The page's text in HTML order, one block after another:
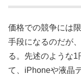
価格での競争には
手段になるのだが
る。先述のような1
て、iPhoneや液晶